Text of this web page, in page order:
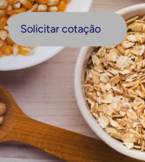
Solicitar cotação